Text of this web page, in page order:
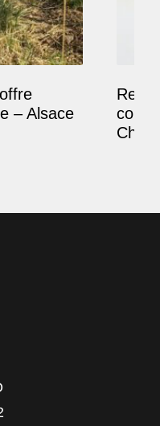
– Alsace